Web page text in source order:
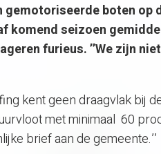
gemotoriseerde boten
komend seizoen
furieus. ’’We zijn
kent geen draagvlak bij
met minimaal 60
brief aan de gemeente.’’